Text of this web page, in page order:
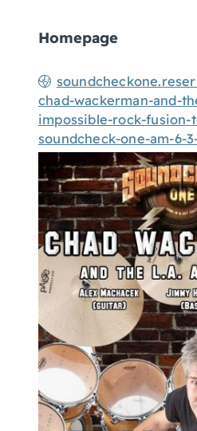
Homepage
chad-wackerman-and-
impossible-rock-
soundcheck-one-am-6-